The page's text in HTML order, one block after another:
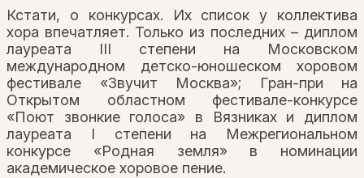
Кстати, о конкурсах. Их список у коллектива
хора впечатляет. Только из последних – диплом
лауреата III степени на Московском
международном детско-юношеском хоровом
фестивале «Звучит Москва»; Гран-при на
Открытом областном фестивале-конкурсе
«Поют звонкие голоса» в Вязниках и диплом
лауреата I степени на Межрегиональном
конкурсе «Родная земля» в номинации
академическое хоровое пение.